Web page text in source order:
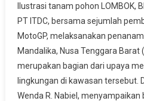
Ilustrasi tanam pohon LOMBOK,
PT ITDC, bersama sejumlah
MotoGP, melaksanakan
Mandalika, Nusa Tenggara Barat
merupakan bagian dari upaya
lingkungan di kawasan tersebut.
Wenda R. Nabiel,